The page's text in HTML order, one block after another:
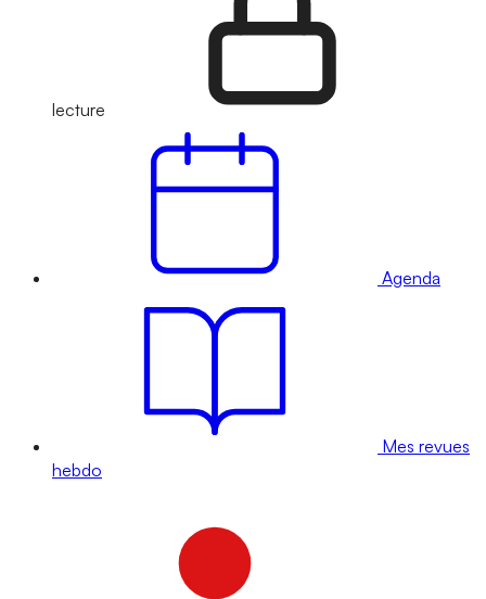
lecture
Agenda
Mes revues
hebdo